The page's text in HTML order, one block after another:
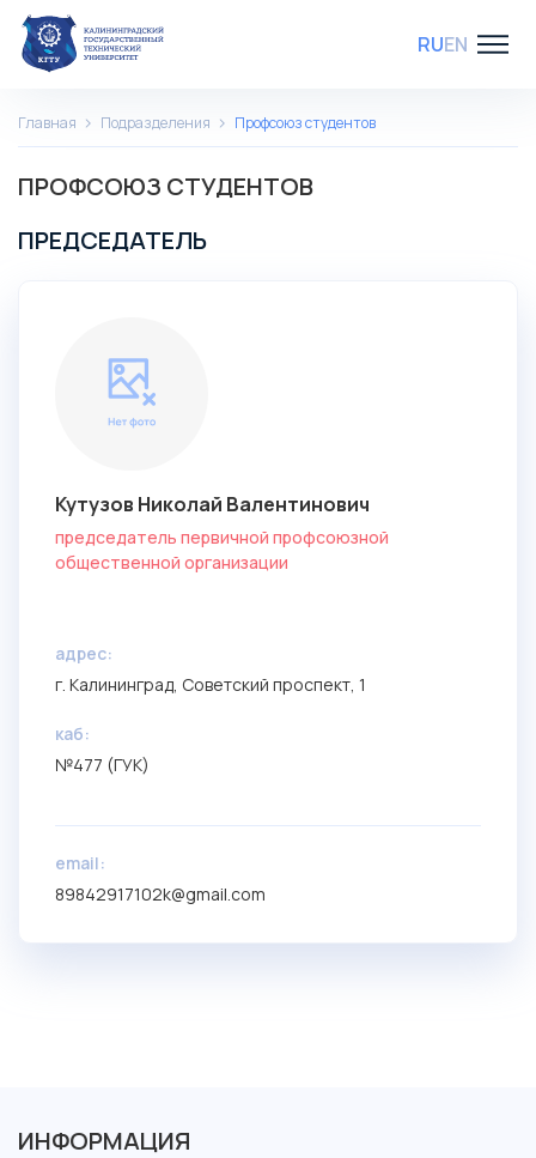
RUEN
Главная Подразделения Профсоюз студентов
ПРОФСОЮЗ СТУДЕНТОВ
ПРЕДСЕДАТЕЛЬ
Кутузов Николай Валентинович
председатель первичной профсоюзной
общественной организации
aдрес:
г. Калининград, Советский проспект, 1
каб:
№477 (ГУК)
email:
89842917102k@gmail.com
ИНФОРМАЦИЯ